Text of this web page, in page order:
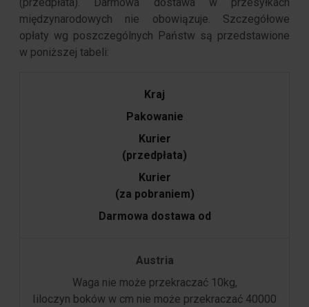
(przedpłata). Darmowa dostawa w przesyłkach
międzynarodowych nie obowiązuje. Szczegółowe
opłaty wg poszczególnych Państw są przedstawione
w poniższej tabeli:
Kraj
Pakowanie
Kurier
(przedpłata)
Kurier
(za pobraniem)
Darmowa dostawa od
Austria
Waga nie może przekraczać 10kg,
Iiloczyn boków w cm nie może przekraczać 40000